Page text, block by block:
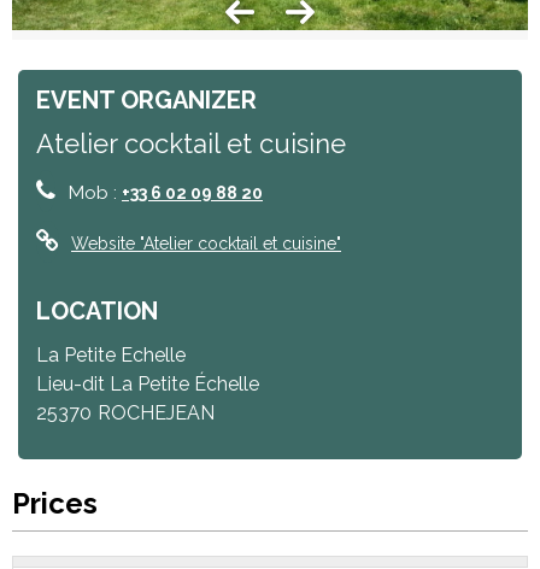
EVENT ORGANIZER
Atelier cocktail et cuisine
Mob : +33 6 02 09 88 20
Website "Atelier cocktail et cuisine"
LOCATION
La Petite Echelle
Lieu-dit La Petite Échelle
25370 ROCHEJEAN
Prices